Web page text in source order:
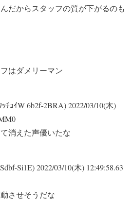
だからスタッフの質が下がるのも
はダメリーマン
ﾁｮｲW 6b2f-2BRA)2022/03/10(木)
消えた声優いたな
Si1E)2022/03/10(木) 12:49:58.63
させそうだな